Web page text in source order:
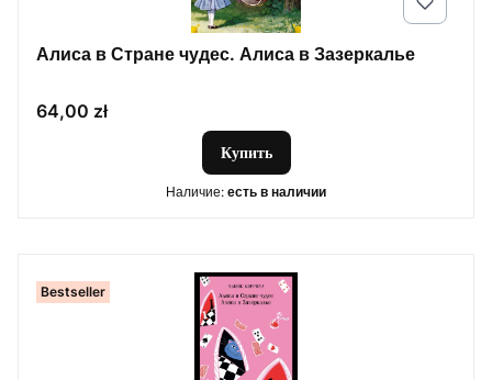
Алиса в Стране чудес. Алиса в Зазеркалье
Цена
64,00 zł
Купить
Наличие: есть в наличии
Bestseller